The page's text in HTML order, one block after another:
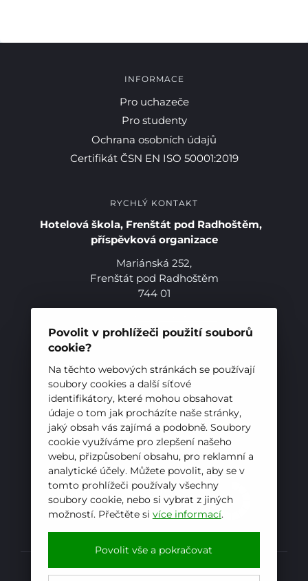
Povolit v prohlížeči použití souborů
cookie?
Na těchto webových stránkách se používají
soubory cookies a další síťové
identifikátory, které mohou obsahovat
údaje o tom jak procházíte naše stránky,
jaký obsah vás zajímá a podobně. Soubory
cookie využíváme pro zlepšení našeho
webu, přizpůsobení obsahu, pro reklamní a
analytické účely. Můžete povolit, aby se v
tomto prohlížeči používaly všechny
soubory cookie, nebo si vybrat z jiných
možností. Přečtěte si více informací.
Povolit vše a pokračovat
Pro uchazeče
E-mail WhatsAppFacebook
INFORMACE
Pro uchazeče
Pro studenty
Ochrana osobních údajů
Certifikát ČSN EN ISO 50001:2019
RYCHLÝ KONTAKT
Hotelová škola, Frenštát pod Radhoštěm,
příspěvková organizace
Mariánská 252,
Frenštát pod Radhoštěm
744 01
E-mail:sekretariat@hotelovkafren.cz
Datová schránka: bc5jrez
IČ: 00576441
ZŘIZOVATEL
Hotelová škola, Frenštát pod Radhoštěm je
příspěvkovou organizací zřizovanou
Moravskoslezským krajem